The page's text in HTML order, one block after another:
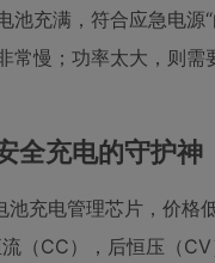
池充满，符合应急电源
常慢；功率太大，则
全充电的守护神
充电管理芯片，价格
（CC），后恒压（